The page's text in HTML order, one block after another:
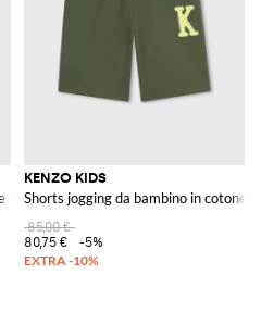
'Happy Sweet'
KENZO KIDS
Shorts jogging da bambino in cotone
85,00 €
80,75 €
-5%